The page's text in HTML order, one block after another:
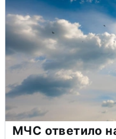
МЧС ответило